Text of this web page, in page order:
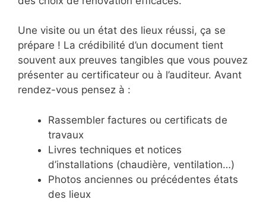
Une visite ou un état des lieux réussi, ça se
prépare ! La crédibilité d’un document tient
souvent aux preuves tangibles que vous pouvez
présenter au certificateur ou à l’auditeur. Avant
rendez-vous pensez à :
Rassembler factures ou certificats de
travaux
Livres techniques et notices
d’installations (chaudière, ventilation…)
Photos anciennes ou précédentes états
des lieux